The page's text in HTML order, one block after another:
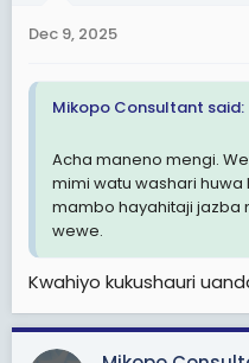
s
Dec 9, 2025
Mikopo Consultant said:
Acha maneno mengi.
mimi watu washari huwa
mambo hayahitaji jazba
wewe.
Kwahiyo kukushauri